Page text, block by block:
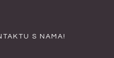
S NAMA!